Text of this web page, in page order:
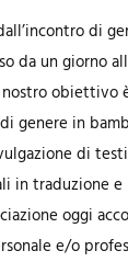
di
da un giorno
obiettivo
genere in
di
in traduzione
oggi
e/o